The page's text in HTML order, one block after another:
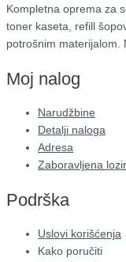
Kompletna oprema za
toner kaseta, refill
potrošnim materijalom.
Moj nalog
Narudžbine
Detalji naloga
Adresa
Zaboravljena
Podrška
Uslovi korišćenja
Kako poručiti